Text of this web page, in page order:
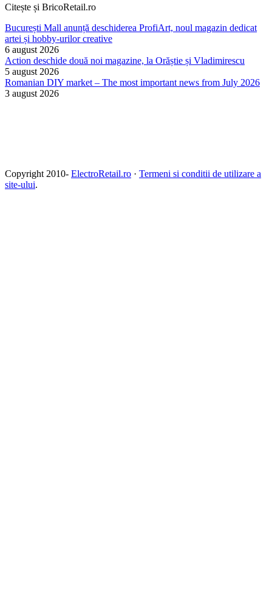
Citește și BricoRetail.ro
București Mall anunță deschiderea ProfiArt, noul magazin dedicat
artei și hobby-urilor creative
6 august 2026
Action deschide două noi magazine, la Orăștie și Vladimirescu
5 august 2026
Romanian DIY market – The most important news from July 2026
3 august 2026
Copyright 2010- ElectroRetail.ro · Termeni si conditii de utilizare a
site-ului.